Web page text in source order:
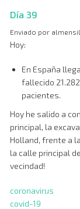
Día 39
Enviado por
Hoy:
En España
fallecido
pacientes.
Hoy he salido a
principal, la
Holland, frente a
la calle principal
vecindad!
coronavirus
covid-19